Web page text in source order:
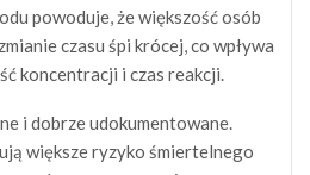
powoduje, że większość osób
czasu śpi krócej, co wpływa
koncentracji i czas reakcji.
i dobrze udokumentowane.
większe ryzyko śmiertelnego